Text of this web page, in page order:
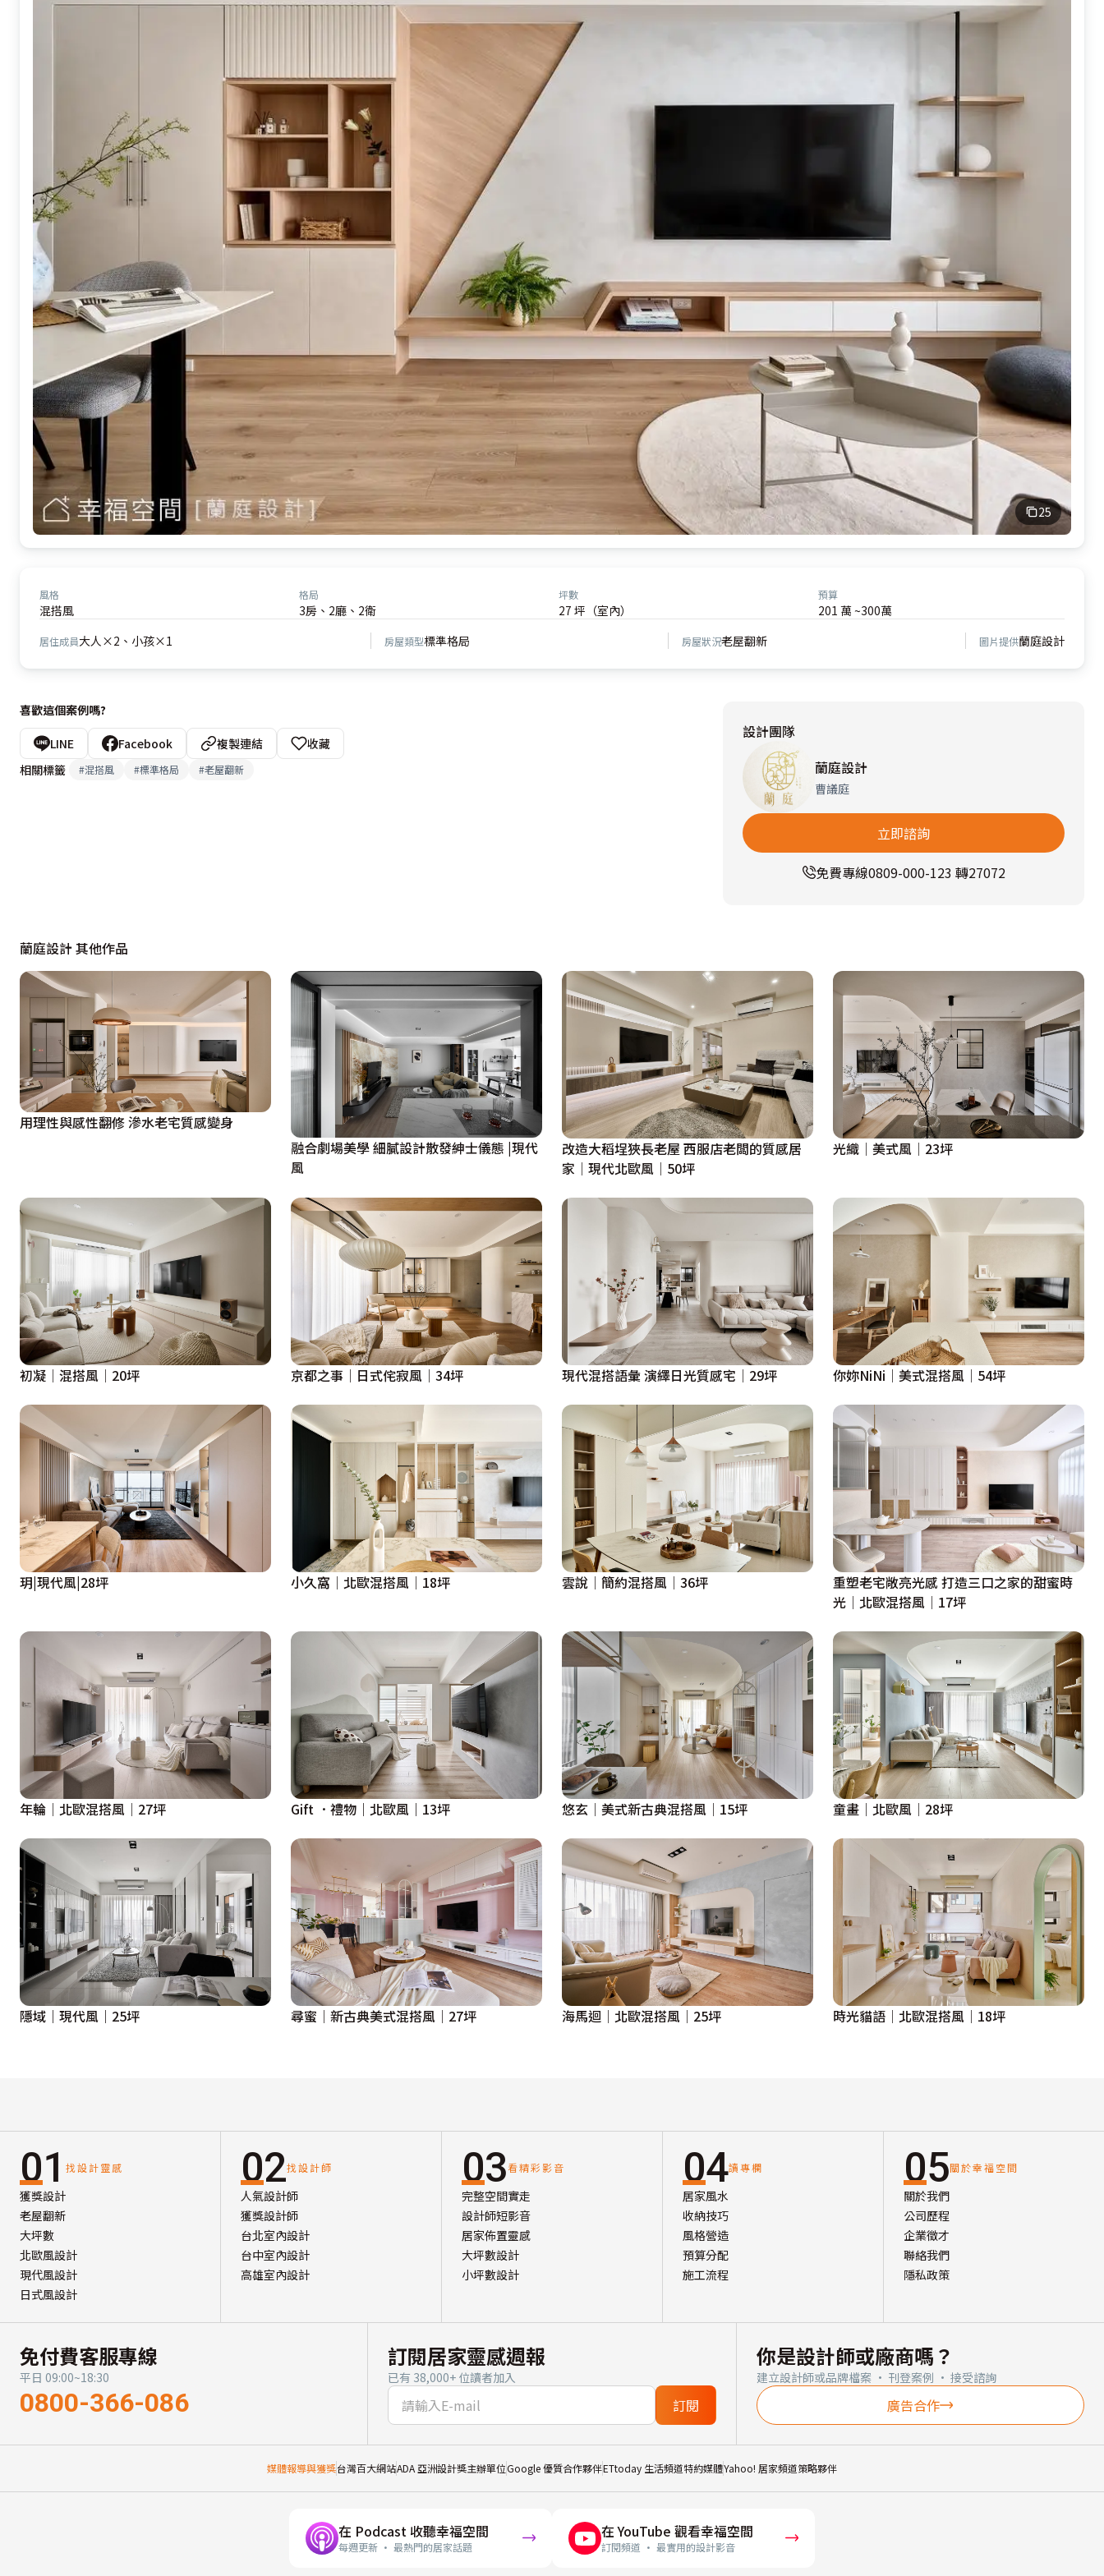
25
風格
混搭風
格局
3房、2廳、2衛
坪數
27 坪（室內）
預算
201 萬 ~300萬
居住成員大人×2、小孩×1 房屋類型標準格局 房屋狀況老屋翻新 圖片提供蘭庭設計
喜歡這個案例嗎?
LINE Facebook 複製連結
收藏
相關標籤
#混搭風 #標準格局 #老屋翻新
設計團隊
蘭庭設計
曹議庭
立即諮詢
免費專線0809-000-123 轉27072
蘭庭設計 其他作品
用理性與感性翻修 滲水老宅質感變身
融合劇場美學 細膩設計散發紳士儀態 |現代
風
改造大稻埕狹長老屋 西服店老闆的質感居
家│現代北歐風│50坪
光織│美式風│23坪
初凝│混搭風│20坪 京都之事│日式侘寂風│34坪 現代混搭語彙 演繹日光質感宅│29坪 你妳NiNi│美式混搭風│54坪
玥|現代風|28坪 小久窩│北歐混搭風│18坪 雲說│簡約混搭風│36坪
重塑老宅敞亮光感 打造三口之家的甜蜜時
光│北歐混搭風│17坪
年輪│北歐混搭風│27坪 Gift ．禮物｜北歐風｜13坪 悠玄│美式新古典混搭風│15坪 童畫│北歐風│28坪
隱域｜現代風｜25坪 尋蜜│新古典美式混搭風│27坪 海馬迴│北歐混搭風│25坪 時光貓語│北歐混搭風│18坪
01 找設計靈感
獲獎設計
老屋翻新
大坪數
北歐風設計
現代風設計
日式風設計
02找設計師
人氣設計師
獲獎設計師
台北室內設計
台中室內設計
高雄室內設計
03看精彩影音
完整空間實走
設計師短影音
居家佈置靈感
大坪數設計
小坪數設計
04讀專欄
居家風水
收納技巧
風格營造
預算分配
施工流程
05關於幸福空間
關於我們
公司歷程
企業徵才
聯絡我們
隱私政策
免付費客服專線
平日 09:00~18:30
0800-366-086
訂閱居家靈感週報
已有 38,000+ 位讀者加入
訂閱
你是設計師或廠商嗎？
建立設計師或品牌檔案 · 刊登案例 · 接受諮詢
廣告合作
媒體報導與獲獎台灣百大網站ADA 亞洲設計獎主辦單位Google 優質合作夥伴ETtoday 生活頻道特約媒體Yahoo! 居家頻道策略夥伴
在 Podcast 收聽幸福空間
每週更新 · 最熱門的居家話題
在 YouTube 觀看幸福空間
訂閱頻道 · 最實用的設計影音